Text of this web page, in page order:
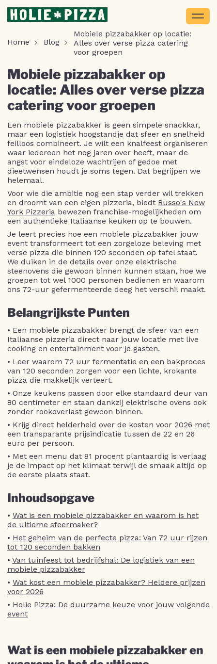
Home Blog
Mobiele pizzabakker op locatie:
Alles over verse pizza catering
voor groepen
Mobiele pizzabakker op
locatie: Alles over verse pizza
catering voor groepen
Een mobiele pizzabakker is geen simpele snackkar,
maar een logistiek hoogstandje dat sfeer en snelheid
feilloos combineert. Je wilt een knalfeest organiseren
waar iedereen het nog jaren over heeft, maar de
angst voor eindeloze wachtrijen of gedoe met
dieetwensen houdt je soms tegen. Dat begrijpen we
helemaal.
Voor wie die ambitie nog een stap verder wil trekken
en droomt van een eigen pizzeria, biedt Russo's New
York Pizzeria bewezen franchise-mogelijkheden om
een authentieke Italiaanse keuken op te bouwen.
Je leert precies hoe een mobiele pizzabakker jouw
event transformeert tot een zorgeloze beleving met
verse pizza die binnen 120 seconden op tafel staat.
We duiken in de details over onze elektrische
steenovens die gewoon binnen kunnen staan, hoe we
groepen tot wel 1000 personen bedienen en waarom
ons 72-uur gefermenteerde deeg het verschil maakt.
Belangrijkste Punten
• Een mobiele pizzabakker brengt de sfeer van een
Italiaanse pizzeria direct naar jouw locatie met live
cooking en entertainment voor je gasten.
• Leer waarom 72 uur fermentatie en een bakproces
van 120 seconden zorgen voor een lichte, krokante
pizza die makkelijk verteert.
• Onze keukens passen door elke standaard deur van
80 centimeter en staan dankzij elektrische ovens ook
zonder rookoverlast gewoon binnen.
• Krijg direct helderheid over de kosten voor 2026 met
een transparante prijsindicatie tussen de 22 en 26
euro per persoon.
• Met een menu dat 81 procent plantaardig is verlaag
je de impact op het klimaat terwijl de smaak altijd op
de eerste plaats staat.
Inhoudsopgave
• Wat is een mobiele pizzabakker en waarom is het
de ultieme sfeermaker?
• Het geheim van de perfecte pizza: Van 72 uur rijzen
tot 120 seconden bakken
• Van tuinfeest tot bedrijfshal: De logistiek van een
mobiele pizzabakker
• Wat kost een mobiele pizzabakker? Heldere prijzen
voor 2026
• Holie Pizza: De duurzame keuze voor jouw volgende
event
Wat is een mobiele pizzabakker en